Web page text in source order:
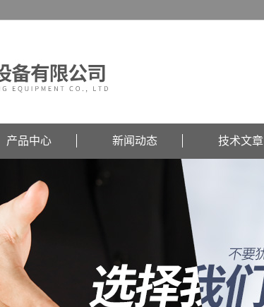
产品中心 新闻动态 技术文章